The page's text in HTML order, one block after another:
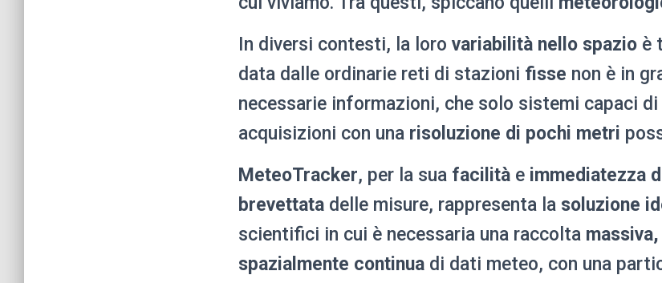
In diversi contesti, la loro variabilità nello spazio è
data dalle ordinarie reti di stazioni fisse non è in
necessarie informazioni, che solo sistemi capaci
acquisizioni con una risoluzione di pochi metri
MeteoTracker, per la sua facilità e immediatezza
brevettata delle misure, rappresenta la soluzione
scientifici in cui è necessaria una raccolta
spazialmente continua di dati meteo, con una